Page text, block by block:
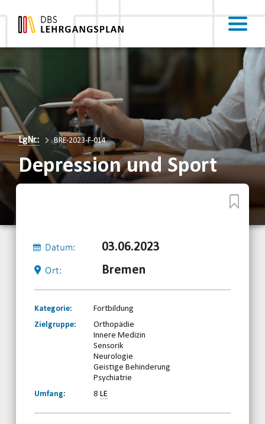
LgNr.: BRE-2023-F-014
Depression und Sport
Datum: 03.06.2023
Ort: Bremen
Kategorie:
Fortbildung
Zielgruppe:
Orthopädie
Innere Medizin
Sensorik
Neurologie
Geistige Behinderung
Psychiatrie
Umfang:
8 LE